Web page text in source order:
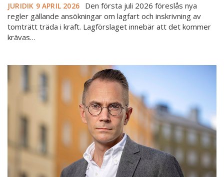
JURIDIK 9 APRIL 2026
Den första juli 2026 föreslås nya
regler gällande ansökningar om lagfart och inskrivning av
tomträtt träda i kraft. Lagförslaget innebär att det kommer
krävas…
Branschen
förutsättningar
rätt
mot